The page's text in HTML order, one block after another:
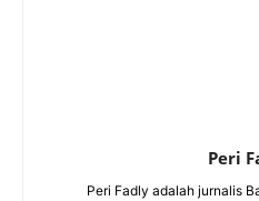
Peri
Peri Fadly adalah jurnalis